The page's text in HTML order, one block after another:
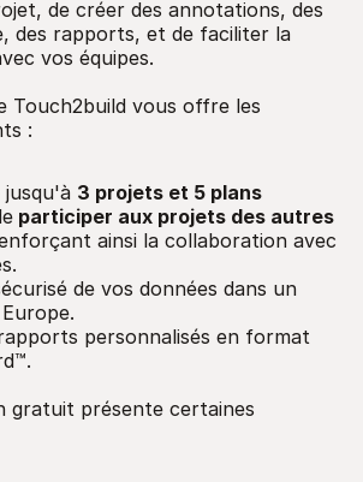
de créer des annotations, des
des rapports, et de faciliter la
vos équipes.
Touch2build vous offre les
:
jusqu'à 3 projets et 5 plans
participer aux projets des autres
ainsi la collaboration avec
de vos données dans un
personnalisés en format
gratuit présente certaines